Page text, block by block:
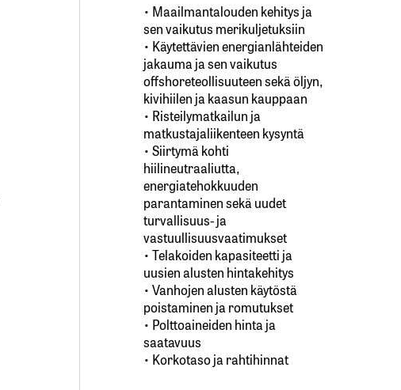
• Maailmantalouden kehitys ja
sen vaikutus merikuljetuksiin
• Käytettävien energianlähteiden
jakauma ja sen vaikutus
offshoreteollisuuteen sekä öljyn,
kivihiilen ja kaasun kauppaan
• Risteilymatkailun ja
matkustajaliikenteen kysyntä
• Siirtymä kohti
hiilineutraaliutta,
energiatehokkuuden
parantaminen sekä uudet
turvallisuus- ja
vastuullisuusvaatimukset
• Telakoiden kapasiteetti ja
uusien alusten hintakehitys
• Vanhojen alusten käytöstä
poistaminen ja romutukset
• Polttoaineiden hinta ja
saatavuus
• Korkotaso ja rahtihinnat